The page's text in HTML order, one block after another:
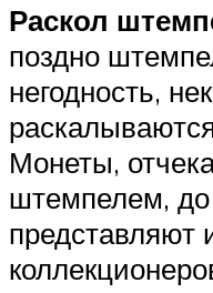
Раскол
поздно
негодность,
Монеты,
штемпелем,
представляют